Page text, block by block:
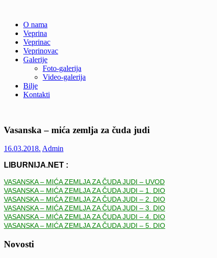
content
Veprina
Veprina(c)
O nama
Veprina
Veprinac
Veprinovac
Galerije
Foto-galerija
Video-galerija
Bilje
Kontakti
Vasanska – mića zemlja za čuda judi
16.03.2018. Admin
LIBURNIJA.NET :
VASANSKA – MIĆA ZEMLJA ZA ČUDA JUDI – UVOD
VASANSKA – MIĆA ZEMLJA ZA ČUDA JUDI – 1. DIO
VASANSKA – MIĆA ZEMLJA ZA ČUDA JUDI – 2. DIO
VASANSKA – MIĆA ZEMLJA ZA ČUDA JUDI – 3. DIO
VASANSKA – MIĆA ZEMLJA ZA ČUDA JUDI – 4. DIO
VASANSKA – MIĆA ZEMLJA ZA ČUDA JUDI – 5. DIO
Novosti